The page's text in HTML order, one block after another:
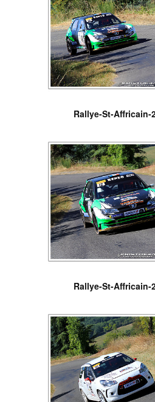
Rallye-St-Affricain-
Rallye-St-Affricain-